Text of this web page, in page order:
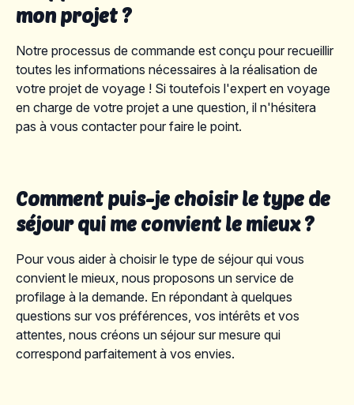
mon projet ?
Notre processus de commande est conçu pour recueillir
toutes les informations nécessaires à la réalisation de
votre projet de voyage ! Si toutefois l'expert en voyage
en charge de votre projet a une question, il n'hésitera
pas à vous contacter pour faire le point.
Comment puis-je choisir le type de
séjour qui me convient le mieux ?
Pour vous aider à choisir le type de séjour qui vous
convient le mieux, nous proposons un service de
profilage à la demande. En répondant à quelques
questions sur vos préférences, vos intérêts et vos
attentes, nous créons un séjour sur mesure qui
correspond parfaitement à vos envies.